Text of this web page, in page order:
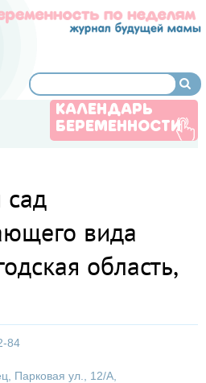
КАЛЕНДАРЬ
БЕРЕМЕННОСТИ
вида
область,
84
Парковая ул., 12/А,